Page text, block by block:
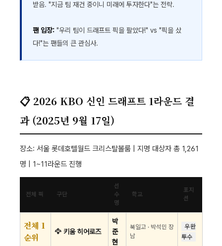
받음. "지금 팀 재건 중이니 미래에 투자한다"는 전략.
팬 입장: "우리 팀이 드래프트 픽을 팔았다!" vs "픽을 샀
다!"는 팬들의 큰 관심사.
📋 2026 KBO 신인 드래프트 1라운드 결
과 (2025년 9월 17일)
장소: 서울 롯데호텔월드 크리스탈볼룸 | 지명 대상자 총 1,261
명 | 1~11라운드 진행
전체 픽 구단
선
수
명
학교
포지
션
전체 1
순위
🦅 키움 히어로즈
박
준
현
북일고 · 박석민 장
남
우완
투수